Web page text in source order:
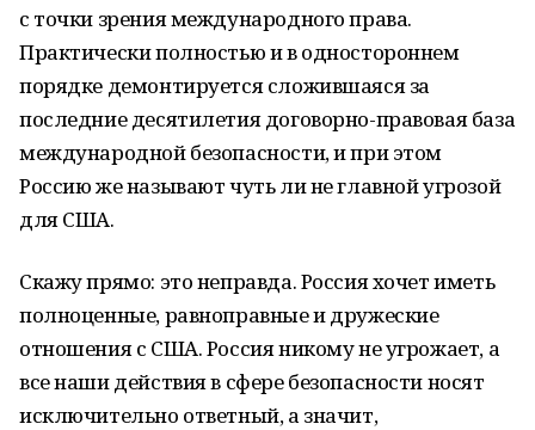
с точки зрения международного права.
Практически полностью и в одностороннем
порядке демонтируется сложившаяся за
последние десятилетия договорно-правовая база
международной безопасности, и при этом
Россию же называют чуть ли не главной угрозой
для США.
Скажу прямо: это неправда. Россия хочет иметь
полноценные, равноправные и дружеские
отношения с США. Россия никому не угрожает, а
все наши действия в сфере безопасности носят
исключительно ответный, а значит,